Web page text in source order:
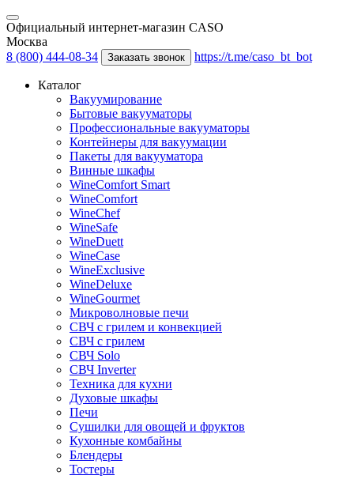
Официальный интернет-магазин CASO
Москва
8 (800) 444-08-34
Заказать звонок https://t.me/caso_bt_bot
Каталог
Вакуумирование
Бытовые вакууматоры
Профессиональные вакууматоры
Контейнеры для вакуумации
Пакеты для вакууматора
Винные шкафы
WineComfort Smart
WineComfort
WineChef
WineSafe
WineDuett
WineCase
WineExclusive
WineDeluxe
WineGourmet
Микроволновые печи
СВЧ с грилем и конвекцией
СВЧ с грилем
СВЧ Solo
СВЧ Inverter
Техника для кухни
Духовые шкафы
Печи
Сушилки для овощей и фруктов
Кухонные комбайны
Блендеры
Тостеры